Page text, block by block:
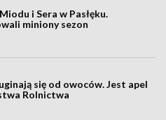
i Sera w Pasłęku.
miniony sezon
się od owoców. Jest apel
Rolnictwa